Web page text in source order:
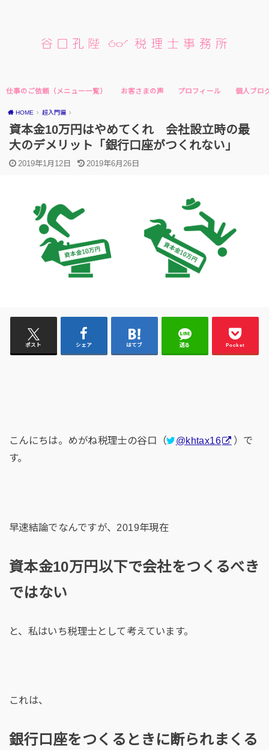
仕事のご依頼（メニュー一覧） お客さまの声 プロフィール 個人ブロ
HOME 超入門編
資本金10万円はやめてくれ 会社設立時の最
大のデメリット「銀行口座がつくれない」
2019年1月12日 2019年6月26日
ポスト シェア はてブ 送る Pocket
こんにちは。めがね税理士の谷口（ @khtax16
）で
す。
早速結論でなんですが、2019年現在
資本金10万円以下で会社をつくるべき
ではない
と、私はいち税理士として考えています。
これは、
銀行口座をつくるときに断られまくる